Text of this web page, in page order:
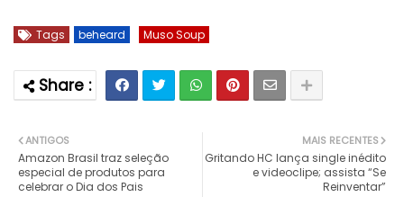
Tags beheard Muso Soup
MAIS RECENTES
Gritando HC lança single inédito
e videoclipe; assista “Se
Reinventar”
ANTIGOS
Amazon Brasil traz seleção
especial de produtos para
celebrar o Dia dos Pais